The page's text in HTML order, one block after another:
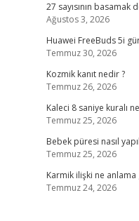
27 sayısının basamak
Ağustos 3, 2026
Huawei FreeBuds 5i
Temmuz 30, 2026
Kozmik kanıt nedir ?
Temmuz 26, 2026
Kaleci 8 saniye kuralı
Temmuz 25, 2026
Bebek püresi nasıl
Temmuz 25, 2026
Karmik ilişki ne anlama
Temmuz 24, 2026